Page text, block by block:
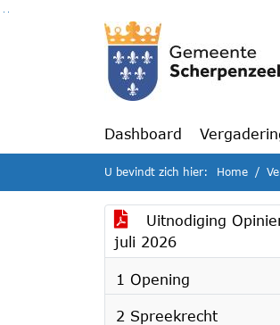
Ga naar de inhoud van deze pagina
Ga naar het zoeken
Ga naar het menu
Dashboard
U bevindt zich hier: Home
Uitnodiging
juli 2026
1 Opening
2 Spreekrecht